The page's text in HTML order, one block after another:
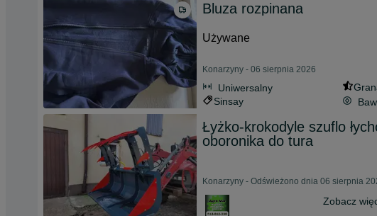
Bluza rozpinana
Używane
Konarzyny - 06 sierpnia 2026
Uniwersalny
Sinsay
Łyżko-krokodyle szuflo
oboronika do tura
Konarzyny - Odświeżono dnia 06 sierpnia
Zobacz